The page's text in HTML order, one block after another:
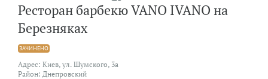
Ресторан барбекю VANO IVANO на
Березняках
ЗАЧИНЕНО
Адрес: Киев, ул. Шумского, 3а
Район: Днепровский